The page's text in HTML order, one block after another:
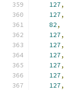
127,
127,
82,
127,
127,
127,
127,
127,
127,